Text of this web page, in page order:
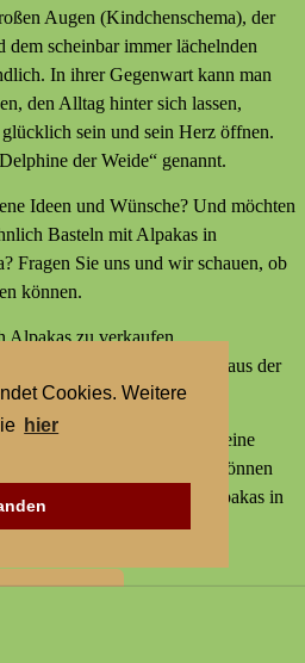
Cookies. Weitere
hier
Augen (Kindchenschema), der
dem scheinbar immer lächelnden
In ihrer Gegenwart kann man
den Alltag hinter sich lassen,
sein und sein Herz öffnen.
der Weide“ genannt.
Ideen und Wünsche? Und möchten
Basteln mit Alpakas in
Fragen Sie uns und wir schauen, ob
können.
Alpakas zu verkaufen,
oder Alpaka-Bettdecken aus der
kleine Geschenke.
mit Alpakas an und keine
einer Alpakawanderung können
erleben und Basteln mit Alpakas in